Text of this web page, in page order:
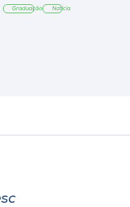
Graduação Notícia